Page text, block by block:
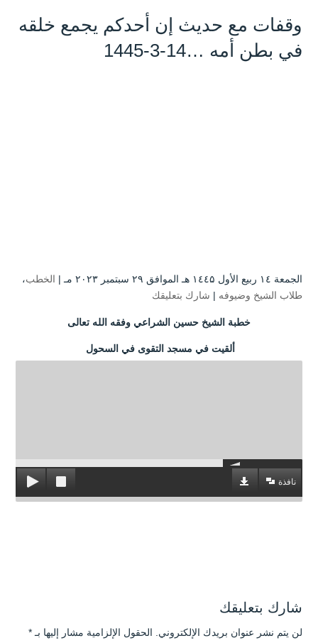
وقفات مع حديث إن أحدكم يجمع خلقه
في بطن أمه …14-3-1445
الجمعة ۱٤ ربيع الأول ۱٤٤۵ هـ الموافق ۲۹ سبتمبر ۲۰۲۳ مـ | الخطب،
طلاب الشيخ وضيوفه | شارك بتعليقك
خطبة الشيخ حسين الشراعي وفقه الله تعالى
ألقيت في مسجد التقوى في السحول
نافذة
شارك بتعليقك
لن يتم نشر عنوان بريدك الإلكتروني. الحقول الإلزامية مشار إليها بـ *